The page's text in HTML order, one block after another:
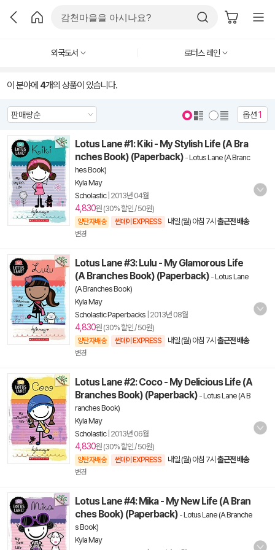
외국도서 로터스 레인
이 분야에 4개의 상품이 있습니다.
옵션1
Lotus Lane #1: Kiki - My Stylish Life (A Bra
nches Book) (Paperback) -Lotus Lane (A Branc
hes Book)
Kyla May
Scholastic| 2013년 04월
4,830원 (30% 할인 / 50원)
양탄자배송 썬데이 EXPRESS 내일 (월) 아침 7시 출근전 배송
변경
Lotus Lane #3: Lulu - My Glamorous Life
(A Branches Book) (Paperback) -Lotus Lane
(A Branches Book)
Kyla May
Scholastic Paperbacks 2013년 08월
4,830원 (30% 할인 / 50원)
양탄자배송 썬데이 EXPRESS 내일 (월) 아침 7시 출근전 배송
변경
Lotus Lane #2: Coco - My Delicious Life (A
Branches Book) (Paperback) -Lotus Lane (A B
ranches Book)
Kyla May
Scholastic| 2013년 06월
4,830원 (30% 할인 / 50원)
양탄자배송 썬데이 EXPRESS 내일 (월) 아침 7시 출근전 배송
변경
Lotus Lane #4: Mika - My New Life (A Bran
ches Book) (Paperback) -Lotus Lane (A Branche
s Book)
Kyla May